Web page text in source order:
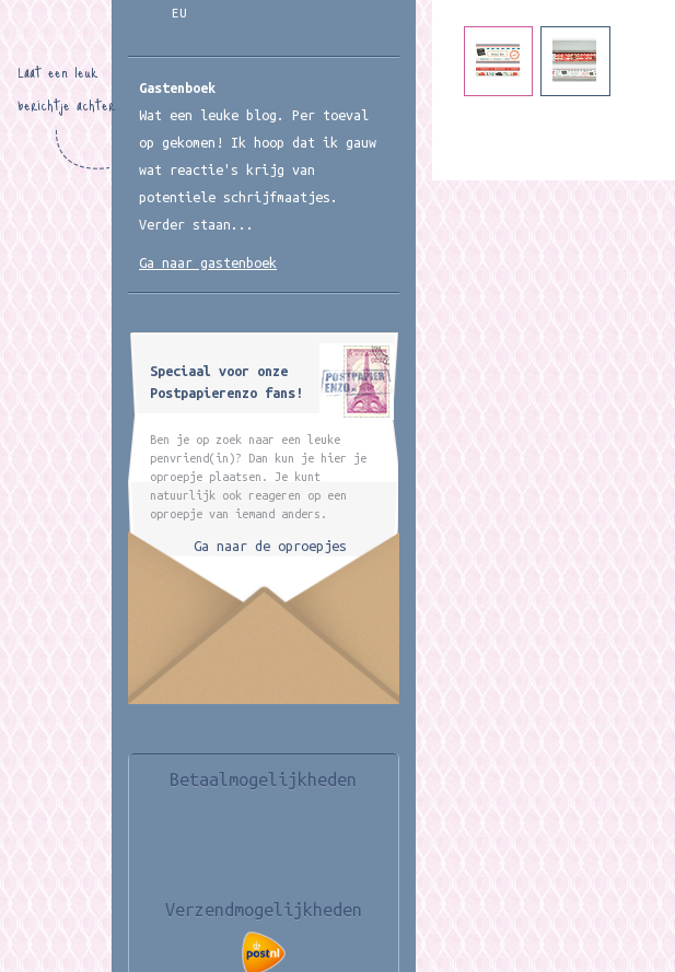
EU
Gastenboek
Wat een leuke blog. Per toeval
op gekomen! Ik hoop dat ik gauw
wat reactie's krijg van
potentiele schrijfmaatjes.
Verder staan...
Laat een leuk
berichtje achter
Ga naar gastenboek
Speciaal voor onze
Postpapierenzo fans!
Ben je op zoek naar een leuke
penvriend(in)? Dan kun je hier je
oproepje plaatsen. Je kunt
natuurlijk ook reageren op een
oproepje van iemand anders.
Ga naar de oproepjes
Betaalmogelijkheden
Verzendmogelijkheden